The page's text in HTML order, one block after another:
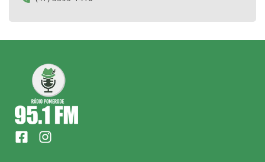
F
a
I
n